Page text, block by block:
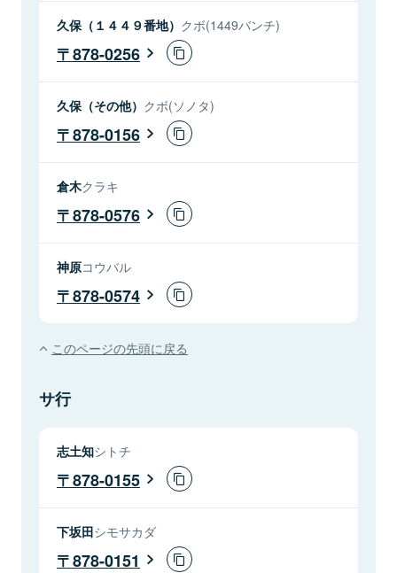
久保（１４４９番地） クボ(1449バンチ)
878-0256
久保（その他） クボ(ソノタ)
878-0156
倉木クラキ
878-0576
神原コウバル
878-0574
このページの先頭に戻る
サ行
志土知シトチ
878-0155
下坂田シモサカダ
878-0151